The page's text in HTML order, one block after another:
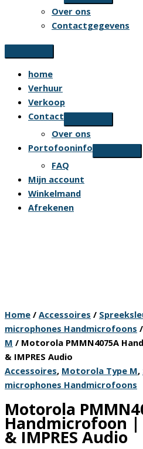
Over ons
Contactgegevens
home
Verhuur
Verkoop
Contact
Over ons
Portofooninfo
FAQ
Mijn account
Winkelmand
Afrekenen
Home / Accessoires /
microphones Handmicrofoons /
M / Motorola PMMN4075A
& IMPRES Audio
Accessoires, Motorola Type M,
microphones Handmicrofoons
Motorola
Handmicrofoon
& IMPRES Audio